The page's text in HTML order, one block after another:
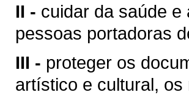
II - cuidar da saúde
pessoas portadoras
III - proteger os
artístico e cultural,